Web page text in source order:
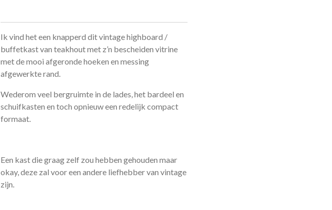
Ik vind het een knapperd dit vintage highboard /
buffetkast van teakhout met z’n bescheiden vitrine
met de mooi afgeronde hoeken en messing
afgewerkte rand.
Wederom veel bergruimte in de lades, het bardeel en
schuifkasten en toch opnieuw een redelijk compact
formaat.
Een kast die graag zelf zou hebben gehouden maar
okay, deze zal voor een andere liefhebber van vintage
zijn.